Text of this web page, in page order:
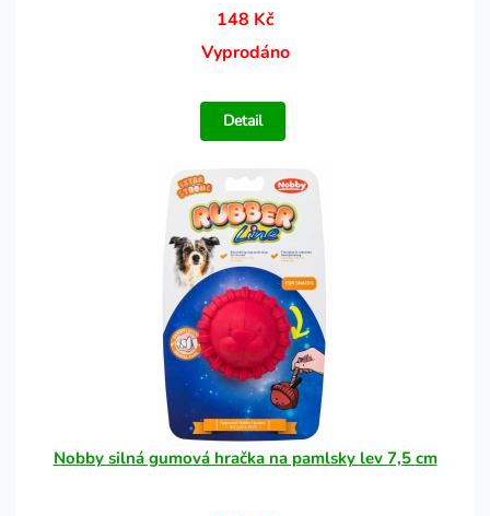
148 Kč
Vyprodáno
Detail
Nobby silná gumová hračka na pamlsky lev 7,5 cm